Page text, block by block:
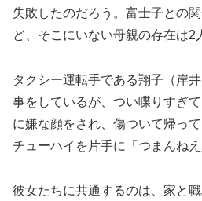
失敗したのだろう。富士子との
ど、そこにいない母親の存在は2
タクシー運転手である翔子（岸
事をしているが、つい喋りすぎ
に嫌な顔をされ、傷ついて帰っ
チューハイを片手に「つまんねえ
彼女たちに共通するのは、家と